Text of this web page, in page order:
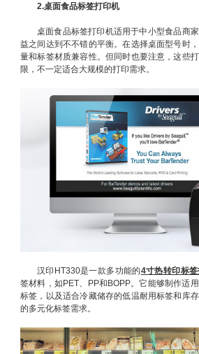
2.桌面食品标签打印机
桌面食品标签打印机适用于中小型食品商
益之间达到不不错的平衡。在选择桌面型号时
量和标签材质兼容性。但同时也要注意，这些
限，不一定适合大规模的打印需求。
汉印HT330是一款多功能的4寸热转印标
签材料，如PET、PP和BOPP。它能够制作适
标签，以及适合冷藏储存的低温耐用标签和库
的多元化标签需求。